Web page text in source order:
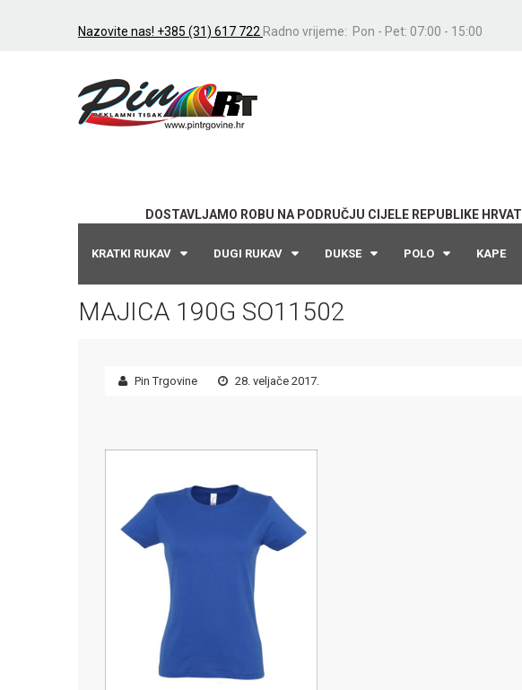
Nazovite nas! +385 (31) 617 722 Radno vrijeme: Pon - Pet: 07:00 - 15:00
DOSTAVLJAMO ROBU NA PODRUČJU CIJELE REPUBLIKE
KRATKI RUKAV DUGI RUKAV DUKSE POLO KAPE
MAJICA 190G SO11502
Pin Trgovine 28. veljače 2017.